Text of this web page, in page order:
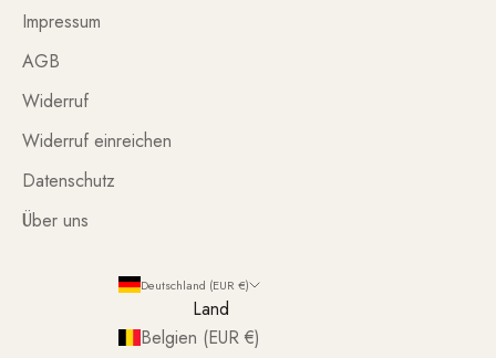
Impressum
AGB
Widerruf
Widerruf einreichen
Datenschutz
Über uns
Deutschland (EUR €)
Land
Belgien (EUR €)